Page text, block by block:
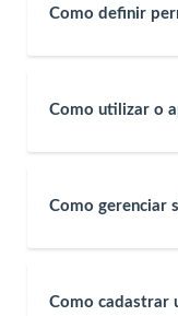
Como definir
Como utilizar o
Como gerenciar
Como cadastrar